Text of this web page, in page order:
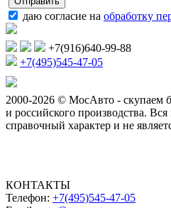
даю согласие на обработку
+7(916)640-99-88
+7(495)545-47-05
2000-2026 © МосАвто - скупаем
и российского производства. Вся
справочный характер и не
КОНТАКТЫ
Телефон: +7(495)545-47-05